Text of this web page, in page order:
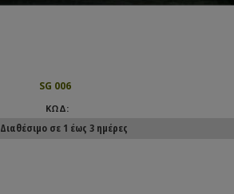
SG 006
ΚΩΔ:
Διαθέσιμο σε 1 έως 3 ημέρες